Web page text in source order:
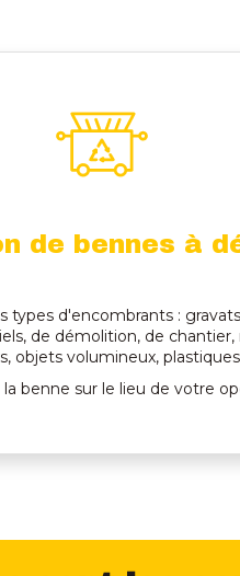
de bennes à
types d'encombrants :
de démolition, de
objets volumineux,
benne sur le lieu de votre